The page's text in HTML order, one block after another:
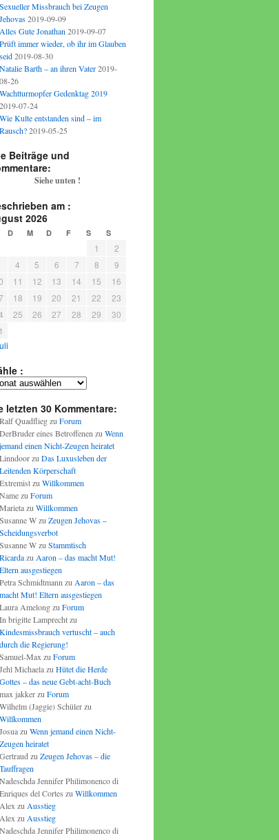
Sexueller Missbrauch bei Zeugen
Jehovas 2019-09-09
Alles Gute Jonathan 2019-09-07
Prüft immer wieder, ob ihr im Glauben
seid 2019-08-30
Natalie Barth – an ihren Vater 2019-
08-26
Wachtturmopfer Gedenktag 2019
2019-07-24
Wie Kulte entstanden sind – im
Rausch? 2019-05-25
Beiträge und
Siehe unten !
am :
2026
D M D F S S
1
2
4 5 6 7 8
9
11 12 13 14 15
16
18 19 20 21 22
23
25 26 27 28 29
30
:
letzten 30 Kommentare:
Ralf Quadfliegzu Forum
DerBruder eines Betroffenen zu Wenn
jemand einen Nicht-Zeugen heiratet
Linndoorzu Das Luxusleben der
Leitenden Körperschaft
Extremistzu Willkommen
Namezu Forum
Marietazu Willkommen
Susanne Wzu Zeugen Jehovas –
Scheidungsverbot
Susanne Wzu Stammtisch
Ricardazu Aaron – das macht Mut!
Eltern ausgestiegen
Petra Schmidtmann zu Aaron – das
macht Mut! Eltern ausgestiegen
Laura Amelongzu Forum
In brigitte Lamprechtzu
Kindesmissbrauch vertuscht – auch
durch die Regierung!
Samuel-Max zu Forum
Jehl Michaelazu Hütet die Herde
Gottes – das neue Gebt-acht-Buch
max jakkerzu Forum
Wilhelm (Jaggie) Schülerzu
Willkommen
Josuazu Wenn jemand einen Nicht-
Zeugen heiratet
Gertraud zu Zeugen Jehovas – die
Tauffragen
Nadeschda Jennifer Philimonenco di
Enriques del Cortes zu Willkommen
Alex zu Ausstieg
Alex zu Ausstieg
Nadeschda Jennifer Philimonenco di